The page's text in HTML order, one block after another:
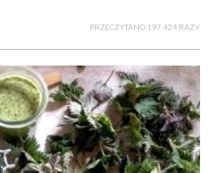
PRZECZYTANO 197 424 RAZY